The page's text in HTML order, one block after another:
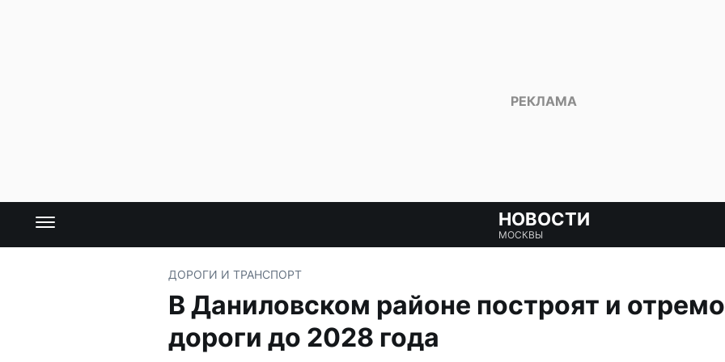
НОВОСТИ
МОСКВЫ
ДОРОГИ И ТРАНСПОРТ
В Даниловском районе построят и
дороги до 2028 года